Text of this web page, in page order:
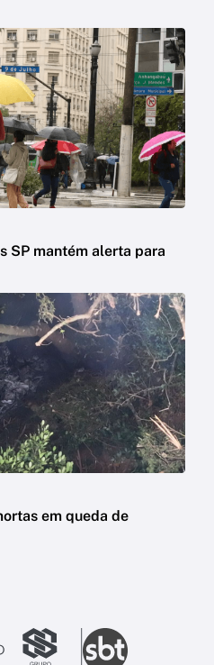
SP mantém alerta para
em queda de